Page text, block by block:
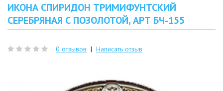
ИКОНА СПИРИДОН ТРИМИФУНТСКИЙ
СЕРЕБРЯНАЯ С ПОЗОЛОТОЙ, АРТ БЧ-155
0 отзывов | Написать отзыв